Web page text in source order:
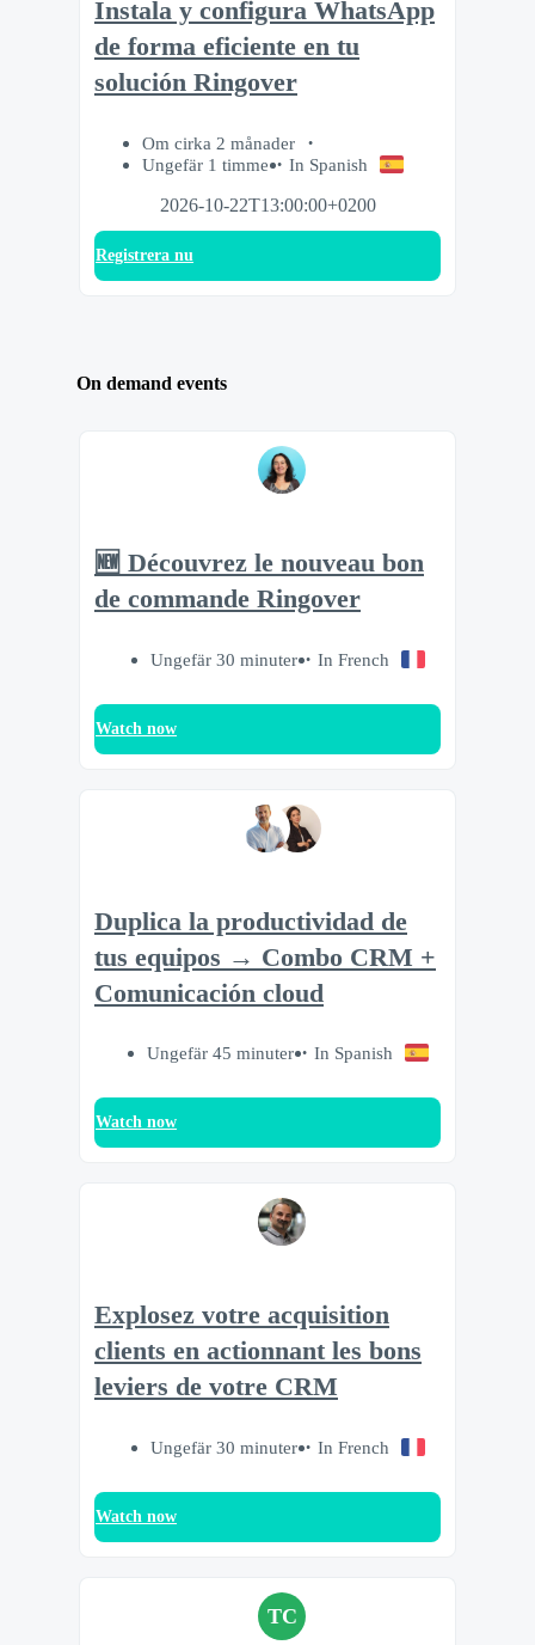
Instala y configura WhatsApp
de forma eficiente en tu
solución Ringover
Om cirka 2 månader
Ungefär 1 timme
In Spanish
2026-10-22T13:00:00+0200
Registrera nu
On demand events
🆕 Découvrez le nouveau bon
de commande Ringover
Ungefär 30 minuter In French
Watch now
Duplica la productividad de
tus equipos → Combo CRM +
Comunicación cloud
Ungefär 45 minuter In Spanish
Watch now
Explosez votre acquisition
clients en actionnant les bons
leviers de votre CRM
Ungefär 30 minuter In French
Watch now
TC